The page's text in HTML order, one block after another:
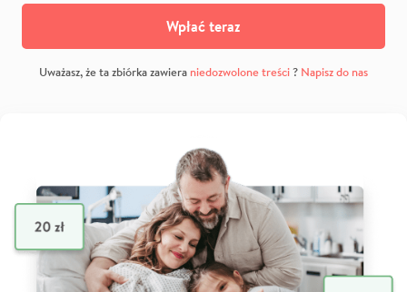
Wpłać teraz
Uważasz, że ta zbiórka zawiera niedozwolone treści? Napisz do nas